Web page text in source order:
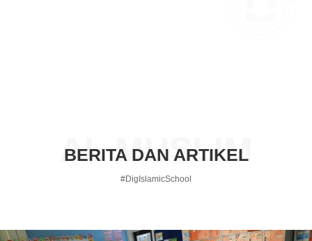
AL MUSLIM
BERITA DAN ARTIKEL
#DigIslamicSchool